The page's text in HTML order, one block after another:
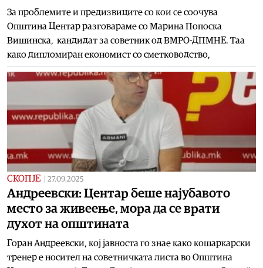
За проблемите и предизвиците со кои се соочува
Општина Центар разговараме со Марина Попоска
Вишинска, кандидат за советник од ВМРО-ДПМНЕ. Таа
како дипломиран економист со сметководство,
СКОПЈЕ 27.09.2025
Андреевски: Центар беше најубавото
место за живеење, мора да се врати
духот на општината
Горан Андреевски, кој јавноста го знае како кошаркарски
тренер е носител на советничката листа во Општина